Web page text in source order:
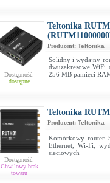
Dostępność:
dostępne
Teltonika
Producent: Teltonika
Solidny i wydajny
dwuzakresowe WiFi
256 MB pamięci
Dostępność:
Chwilowy brak
towaru
Teltonika
Producent: Teltonika
Komórkowy router
Ethernet, Wi-Fi,
sieciowych